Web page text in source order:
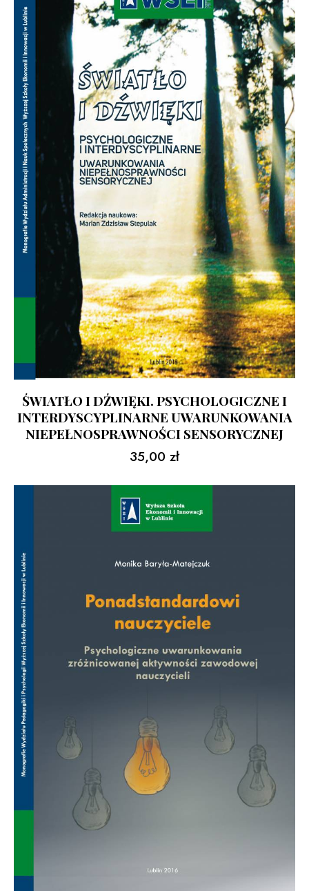
ŚWIATŁO I DŹWIĘKI. PSYCHOLOGICZNE I
INTERDYSCYPLINARNE UWARUNKOWANIA
NIEPEŁNOSPRAWNOŚCI SENSORYCZNEJ
35,00 zł